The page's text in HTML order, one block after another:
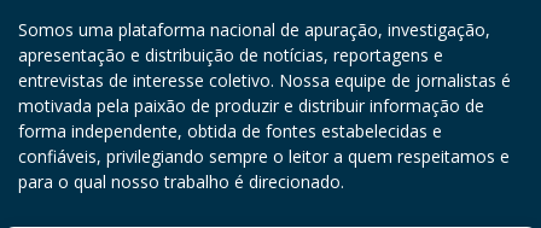
Somos uma plataforma nacional de apuração, investigação,
apresentação e distribuição de notícias, reportagens e
entrevistas de interesse coletivo. Nossa equipe de jornalistas é
motivada pela paixão de produzir e distribuir informação de
forma independente, obtida de fontes estabelecidas e
confiáveis, privilegiando sempre o leitor a quem respeitamos e
para o qual nosso trabalho é direcionado.